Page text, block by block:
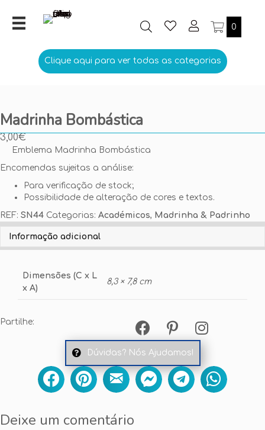
0
Clique aqui para ver todas as categorias
Madrinha Bombástica
3,00€
Emblema Madrinha Bombástica
Encomendas sujeitas a análise:
Para verificação de stock;
Possibilidade de alteração de cores e textos.
REF: SN44 Categorias: Académicos, Madrinha & Padrinho
Personalize aqui o seu Emblema
Informação adicional
Dimensões (C x L
x A)
8,3 × 7,8 cm
Partilhe:
Dúvidas? Nós Ajudamos!
Deixe um comentário